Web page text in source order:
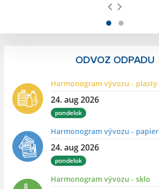
ODVOZ ODPADU
Harmonogram vývozu - plasty
24. aug 2026
pondelok
Harmonogram vývozu - papier
24. aug 2026
pondelok
Harmonogram vývozu - sklo